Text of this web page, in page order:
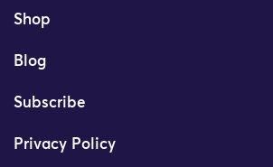
Shop
Blog
Subscribe
Privacy Policy